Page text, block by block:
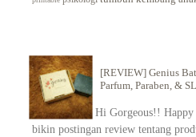
[REVIEW] Genius
Parfum, Paraben, & SL
Hi Gorgeous!! Happy
bikin postingan review tentang